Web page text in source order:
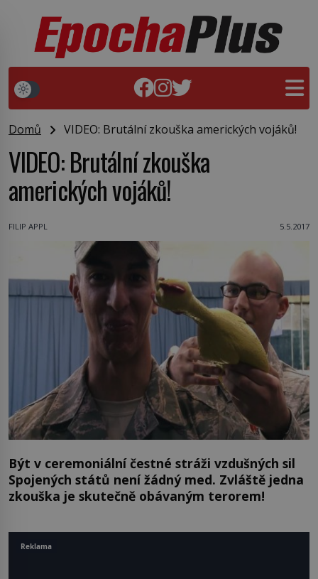
Domů VIDEO: Brutální zkouška amerických vojáků!
VIDEO: Brutální zkouška
amerických vojáků!
FILIP APPL 5.5.2017
Být v ceremoniální čestné stráži vzdušných sil
Spojených států není žádný med. Zvláště jedna
zkouška je skutečně obávaným terorem!
Reklama